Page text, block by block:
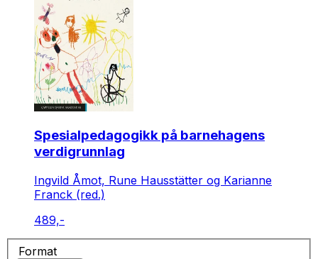
Spesialpedagogikk på barnehagens
verdigrunnlag
Ingvild Åmot, Rune Hausstätter og Karianne
Franck (red.)
489,-
Format